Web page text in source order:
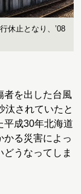
休止となり、’08
を出した台風
汰されていたと
平成30年北海道
る災害によっ
うなってしま